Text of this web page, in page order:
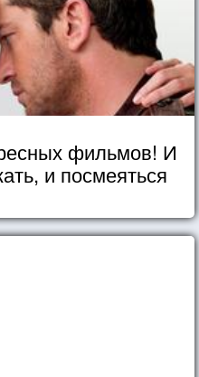
фильмов! И
и посмеяться